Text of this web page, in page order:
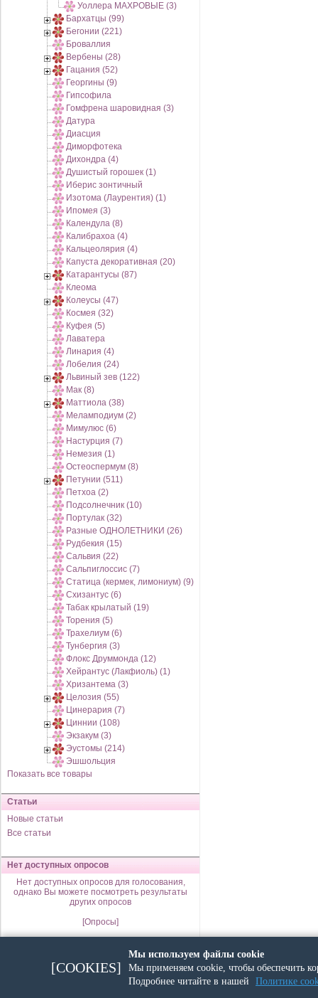
Уоллера МАХРОВЫЕ (3)
Бархатцы (99)
Бегонии (221)
Броваллия
Вербены (28)
Гацания (52)
Георгины (9)
Гипсофила
Гомфрена шаровидная (3)
Датура
Диасция
Диморфотека
Дихондра (4)
Душистый горошек (1)
Иберис зонтичный
Изотома (Лаурентия) (1)
Ипомея (3)
Календула (8)
Калибрахоа (4)
Кальцеолярия (4)
Капуста декоративная (20)
Катарантусы (87)
Клеома
Колеусы (47)
Космея (32)
Куфея (5)
Лаватера
Линария (4)
Лобелия (24)
Львиный зев (122)
Мак (8)
Маттиола (38)
Меламподиум (2)
Мимулюс (6)
Настурция (7)
Немезия (1)
Остеоспермум (8)
Петунии (511)
Петхоа (2)
Подсолнечник (10)
Портулак (32)
Разные ОДНОЛЕТНИКИ (26)
Рудбекия (15)
Сальвия (22)
Сальпиглоссис (7)
Статица (кермек, лимониум) (9)
Схизантус (6)
Табак крылатый (19)
Торения (5)
Трахелиум (6)
Тунбергия (3)
Флокс Друммонда (12)
Хейрантус (Лакфиоль) (1)
Хризантема (3)
Целозия (55)
Цинерария (7)
Циннии (108)
Экзакум (3)
Эустомы (214)
Эшшольция
Показать все товары
Статьи
Новые статьи
Все статьи
Нет доступных опросов
Нет доступных опросов для голосования,
однако Вы можете посмотреть результаты
других опросов
[Опросы]
Thursday 06 August, 2026 года
[COOKIES]
Мы используем файлы cookie
Мы применяем cookie, чтобы обеспечить
Подробнее читайте в нашей
Политике